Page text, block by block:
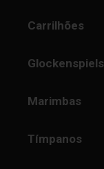
Carrilhões
Glockenspiels
Marimbas
Tímpanos